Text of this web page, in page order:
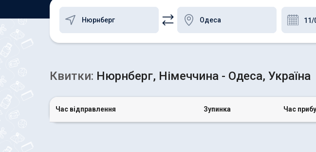
Квитки: Нюрнберг, Німеччина - Одеса, Україна
Час відправлення Зупинка Час